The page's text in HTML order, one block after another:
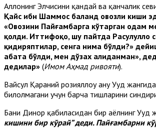
Аллоҳнинг Элчисини қандай ва қанчалик
Қайс ибн Шаммос баланд овозли киши
«Овозини Пайғамбарга кўтарган одам
қолди. Иттифоқо, шу пайтда Расулуллоҳ
қидиряптилар, сенга нима бўлди?»
ҳабата бўлди, мен дўзах аҳлиданман»,
дедилар» (Имом Аҳмад ривояти).
Вайсул Қараний розияллоҳу анҳу Уҳуд
билолмагани учун барча тишларини
Бани Динор қабиласидан бир аёлнинг Уҳуд
кишини бир кўрай” деди. Пайғамбарни